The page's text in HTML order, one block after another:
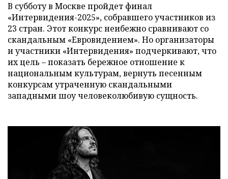
В субботу в Москве пройдет финал
«Интервидения-2025», собравшего участников из
23 стран. Этот конкурс неибежно сравнивают со
скандальным «Евровидением». Но организаторы
и участники «Интервидения» подчеркивают, что
их цель – показать бережное отношение к
национальным культурам, вернуть песенным
конкурсам утраченную скандальными
западными шоу человеколюбивую сущность.